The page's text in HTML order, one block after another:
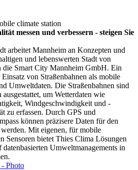
messen und verbessern - steigen Sie
arbeitet Mannheim an Konzepten und
und lebenswerten Stadt von
die Smart City Mannheim GmbH. Ein
von Straßenbahnen als mobile
Umweltdaten. Die Straßenbahnen sind
um Wetterdaten wie
Windgeschwindigkeit und -
zu erfassen. Durch GPS und
können präzisere Daten für den
Mit eigenen, für mobile
Sensoren bietet Thies Clima Lösungen
Umweltmanagements in
Photo